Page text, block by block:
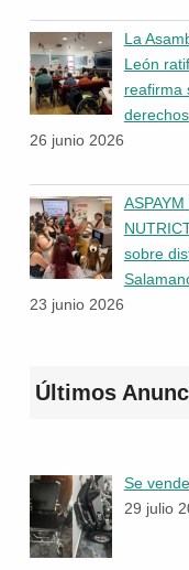
La
León
reafirma
26 junio 2026
sobre
23 junio 2026
Últimos
Se
29 julio